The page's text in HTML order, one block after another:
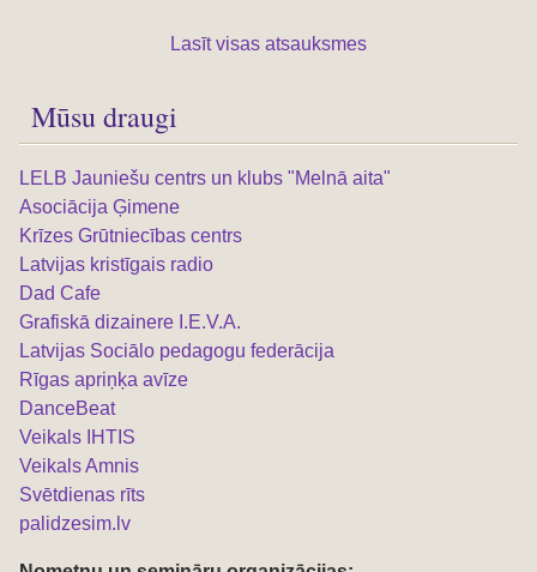
Lasīt visas atsauksmes
Mūsu draugi
LELB Jauniešu centrs un klubs "Melnā aita"
Asociācija Ģimene
Krīzes Grūtniecības centrs
Latvijas kristīgais radio
Dad Cafe
Grafiskā dizainere I.E.V.A.
Latvijas Sociālo pedagogu federācija
Rīgas apriņķa avīze
DanceBeat
Veikals IHTIS
Veikals Amnis
Svētdienas rīts
palidzesim.lv